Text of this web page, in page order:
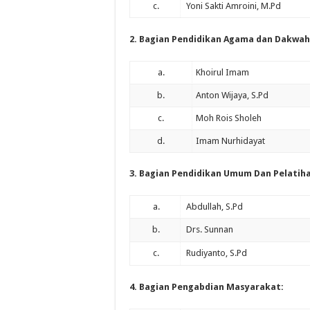
c. Yoni Sakti Amroini, M.Pd
2. Bagian Pendidikan Agama dan
a. Khoirul Imam
b. Anton Wijaya, S.Pd
c. Moh Rois Sholeh
d. Imam Nurhidayat
3. Bagian Pendidikan Umum Dan
a. Abdullah, S.Pd
b. Drs. Sunnan
c. Rudiyanto, S.Pd
4. Bagian Pengabdian Masyarakat: